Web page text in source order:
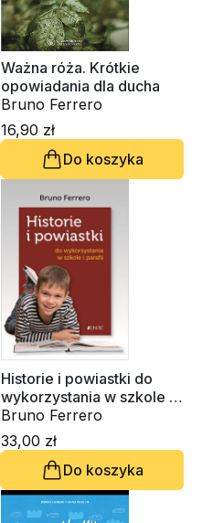
Ważna róża. Krótkie
opowiadania dla ducha
Bruno Ferrero
16,90 zł
Do koszyka
Historie i powiastki do
wykorzystania w szkole i
parafii
Bruno Ferrero
33,00 zł
Do koszyka